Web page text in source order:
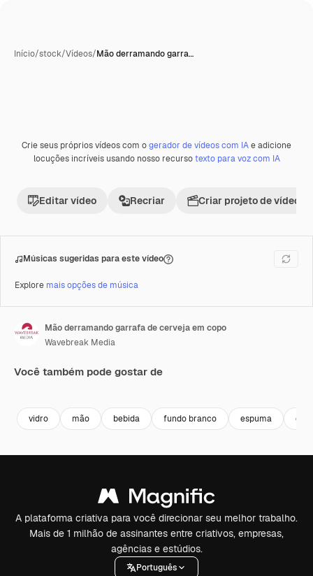
Início/stock/Vídeos/Mão derramando garra…
Premium
Crie seus próprios vídeos com ogerador de vídeos com IAe adicione
locuções incríveis usando nosso recursotexto para voz com IA
Editar vídeo Recriar Criar projeto de vídeo
Músicas sugeridas para este vídeo
Explore mais opções de música
Mão derramando garrafa de cerveja em copo
Wavebreak Media
Você também pode gostar de
vidro mão bebida fundo branco espuma
A plataforma criativa para você direcionar seu melhor trabalho.
Mais de 1 milhão de assinantes entre criativos, empresas,
agências e estúdios.
Português